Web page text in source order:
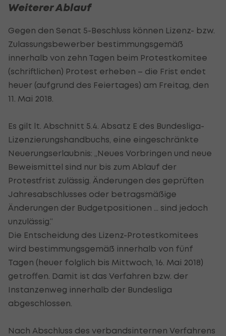
Weiterer Ablauf
Gegen den Senat 5-Beschluss können Lizenz- bzw.
Zulassungsbewerber bestimmungsgemäß
innerhalb von zehn Tagen beim Protestkomitee
(schriftlichen) Protest erheben – die Frist endet
heuer (aufgrund des Feiertages) am Freitag, den
11. Mai 2018.
Es gilt lt. Abschnitt 5.4. Absatz E des Bundesliga-
Lizenzierungshandbuchs, eine eingeschränkte
Neuerungserlaubnis: „Neues Vorbringen und neue
Beweismittel sind nur bis zum Ablauf der
Protestfrist zulässig. Änderungen des geprüften
Jahresabschlusses oder betragsmäßige
Änderungen der Budgetpositionen ... sind jedoch
unzulässig.“
Die Entscheidung des Lizenz-Protestkomitees
wird bestimmungsgemäß innerhalb von fünf
Tagen (heuer folglich bis Mittwoch, 16. Mai 2018)
getroffen. Damit ist das Verfahren bzw. der
Instanzenweg innerhalb der Bundesliga
abgeschlossen.
Nach Abschluss des verbandsinternen Verfahrens